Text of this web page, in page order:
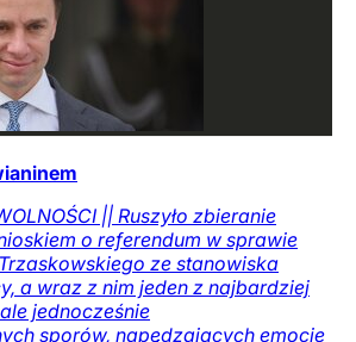
|| Ruszyło zbieranie
o referendum w sprawie
ze stanowiska
a wraz z nim jeden z najbardziej
jednocześnie
sporów, napędzających emocje